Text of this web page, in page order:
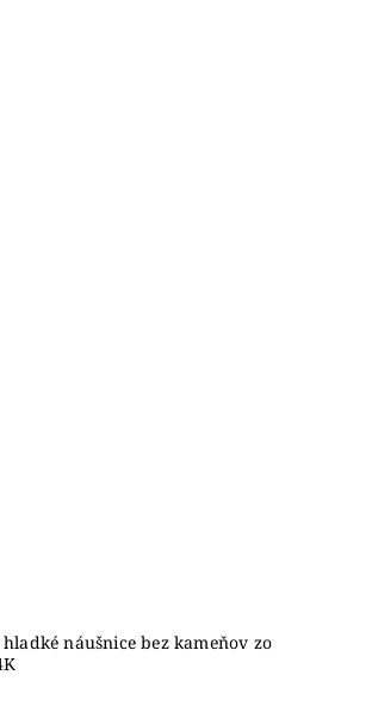
náušnice bez kameňov zo